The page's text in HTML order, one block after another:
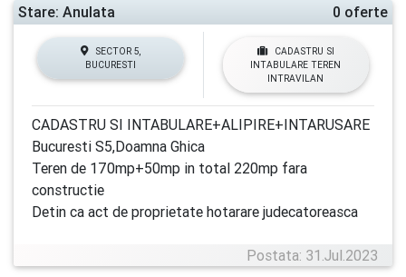
Stare: Anulata 0 oferte
SECTOR 5,
BUCURESTI
CADASTRU SI
INTABULARE TEREN
INTRAVILAN
CADASTRU SI INTABULARE+ALIPIRE+INTARUSARE
Bucuresti S5,Doamna Ghica
Teren de 170mp+50mp in total 220mp fara
constructie
Detin ca act de proprietate hotarare judecatoreasca
Postata: 31.Jul.2023